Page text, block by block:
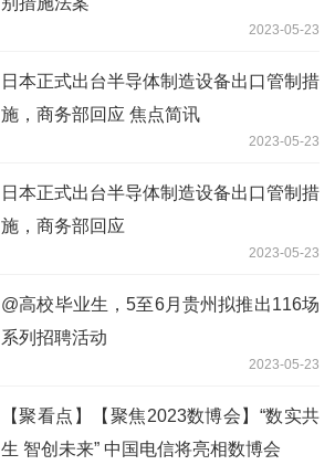
2023-05-23
日本正式出台半导体制造设备出口管制措
施，商务部回应 焦点简讯
2023-05-23
日本正式出台半导体制造设备出口管制措
施，商务部回应
2023-05-23
@高校毕业生，5至6月贵州拟推出116场
系列招聘活动
2023-05-23
【聚看点】【聚焦2023数博会】“数实共
生 智创未来” 中国电信将亮相数博会